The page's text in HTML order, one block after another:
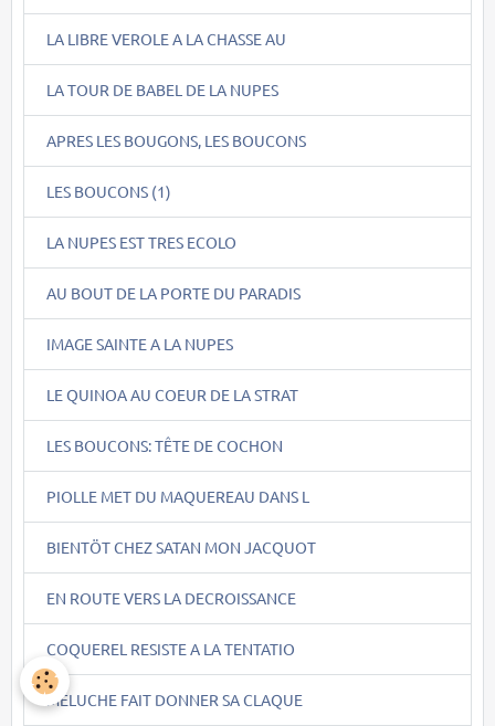
LA LIBRE VEROLE A LA CHASSE AU
LA TOUR DE BABEL DE LA NUPES
APRES LES BOUGONS, LES BOUCONS
LES BOUCONS (1)
LA NUPES EST TRES ECOLO
AU BOUT DE LA PORTE DU PARADIS
IMAGE SAINTE A LA NUPES
LE QUINOA AU COEUR DE LA STRAT
LES BOUCONS: TÊTE DE COCHON
PIOLLE MET DU MAQUEREAU DANS L
BIENTÖT CHEZ SATAN MON JACQUOT
EN ROUTE VERS LA DECROISSANCE
COQUEREL RESISTE A LA TENTATIO
MELUCHE FAIT DONNER SA CLAQUE